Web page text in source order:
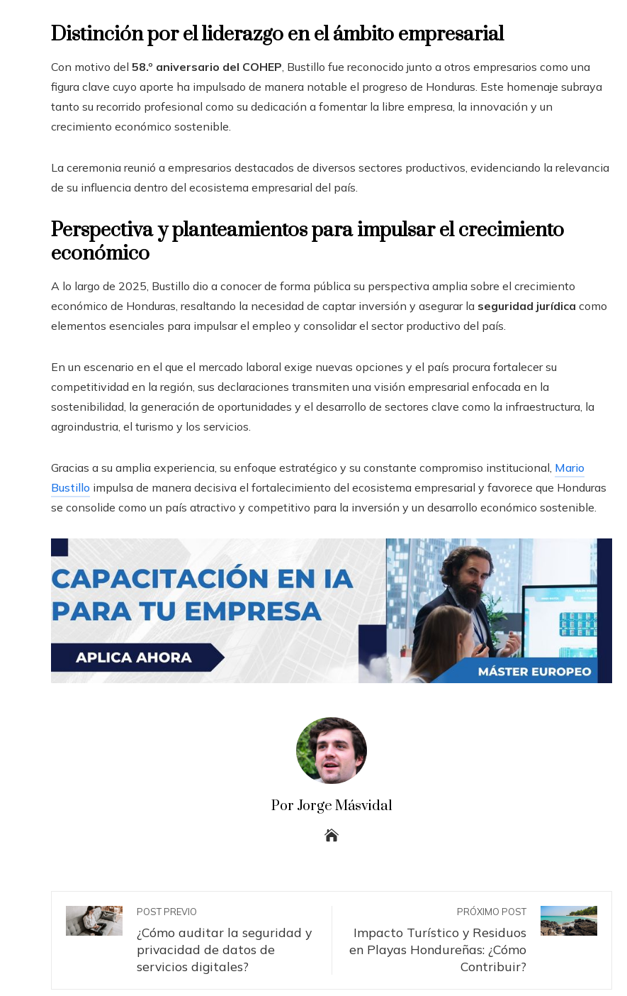
Distinción por el liderazgo en el ámbito empresarial
Con motivo del 58.º aniversario del COHEP , Bustillo fue reconocido junto a otros empresarios como una
figura clave cuyo aporte ha impulsado de manera notable el progreso de Honduras. Este homenaje subraya
tanto su recorrido profesional como su dedicación a fomentar la libre empresa, la innovación y un
crecimiento económico sostenible.
La ceremonia reunió a empresarios destacados de diversos sectores productivos, evidenciando la relevancia
de su influencia dentro del ecosistema empresarial del país.
Perspectiva y planteamientos para impulsar el crecimiento
económico
A lo largo de 2025, Bustillo dio a conocer de forma pública su perspectiva amplia sobre el crecimiento
económico de Honduras, resaltando la necesidad de captar inversión y asegurar la seguridad jurídica como
elementos esenciales para impulsar el empleo y consolidar el sector productivo del país.
En un escenario en el que el mercado laboral exige nuevas opciones y el país procura fortalecer su
competitividad en la región, sus declaraciones transmiten una visión empresarial enfocada en la
sostenibilidad, la generación de oportunidades y el desarrollo de sectores clave como la infraestructura, la
agroindustria, el turismo y los servicios.
Gracias a su amplia experiencia, su enfoque estratégico y su constante compromiso institucional, Mario
Bustillo impulsa de manera decisiva el fortalecimiento del ecosistema empresarial y favorece que Honduras
se consolide como un país atractivo y competitivo para la inversión y un desarrollo económico sostenible.
Por Jorge Másvidal
POST PREVIO
¿Cómo auditar la seguridad y
privacidad de datos de
servicios digitales?
PRÓXIMO POST
Impacto Turístico y Residuos
en Playas Hondureñas: ¿Cómo
Contribuir?